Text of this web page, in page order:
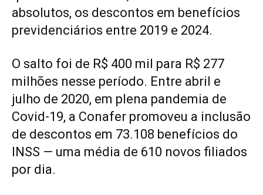
absolutos, os descontos em benefícios
previdenciários entre 2019 e 2024.
O salto foi de R$ 400 mil para R$ 277
milhões nesse período. Entre abril e
julho de 2020, em plena pandemia de
Covid-19, a Conafer promoveu a inclusão
de descontos em 73.108 benefícios do
INSS — uma média de 610 novos filiados
por dia.